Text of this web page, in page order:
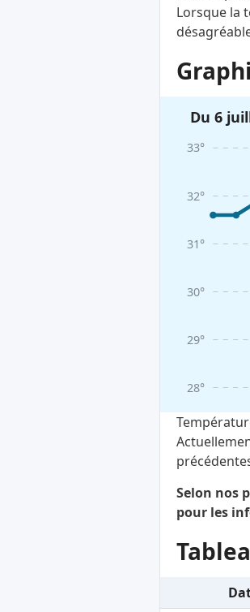
Lorsque la
Du 6
28°
29°
30°
31°
32°
33°
Selon nos
pour les